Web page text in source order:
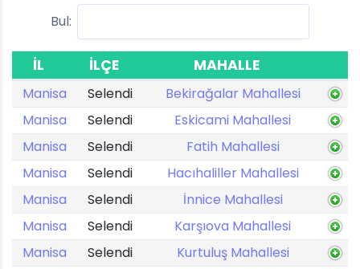
Bul:
İL İLÇE MAHALLE
Manisa Selendi
Bekirağalar Mahallesi
Manisa
Selendi
Eskicami Mahallesi
Manisa
Selendi
Fatih Mahallesi
Manisa
Selendi
Hacıhaliller Mahallesi
Manisa
Selendi
İnnice Mahallesi
Manisa
Selendi
Karşıova Mahallesi
Manisa
Selendi
Kurtuluş Mahallesi